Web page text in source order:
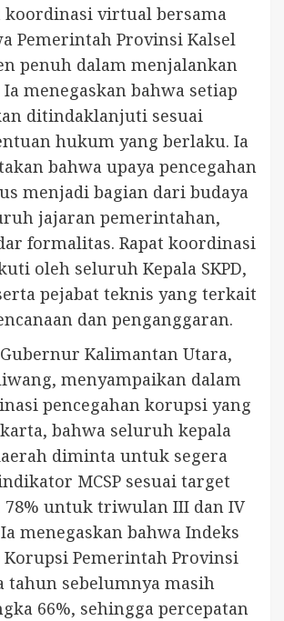
koordinasi virtual bersama
Pemerintah Provinsi Kalsel
penuh dalam menjalankan
Ia menegaskan bahwa setiap
ditindaklanjuti sesuai
hukum yang berlaku. Ia
bahwa upaya pencegahan
menjadi bagian dari budaya
jajaran pemerintahan,
formalitas. Rapat koordinasi
oleh seluruh Kepala SKPD,
pejabat teknis yang terkait
dan penganggaran.
Kalimantan Utara,
menyampaikan dalam
pencegahan korupsi yang
bahwa seluruh kepala
diminta untuk segera
MCSP sesuai target
78% untuk triwulan III dan IV
menegaskan bahwa Indeks
Korupsi Pemerintah Provinsi
tahun sebelumnya masih
66%, sehingga percepatan